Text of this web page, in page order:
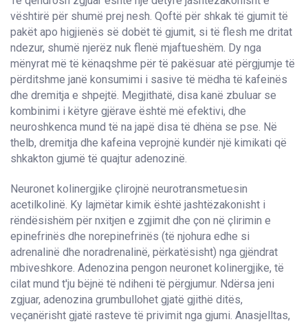
vështirë për shumë prej nesh. Qoftë për shkak të gjumit të
pakët apo higjienës së dobët të gjumit, si të flesh me dritat
ndezur, shumë njerëz nuk flenë mjaftueshëm. Dy nga
mënyrat më të kënaqshme për të pakësuar atë përgjumje të
përditshme janë konsumimi i sasive të mëdha të kafeinës
dhe dremitja e shpejtë. Megjithatë, disa kanë zbuluar se
kombinimi i këtyre gjërave është më efektivi, dhe
neuroshkenca mund të na japë disa të dhëna se pse. Në
thelb, dremitja dhe kafeina veprojnë kundër një kimikati që
shkakton gjumë të quajtur adenozinë.
Neuronet kolinergjike çlirojnë neurotransmetuesin
acetilkolinë. Ky lajmëtar kimik është jashtëzakonisht i
rëndësishëm për nxitjen e zgjimit dhe çon në çlirimin e
epinefrinës dhe norepinefrinës (të njohura edhe si
adrenalinë dhe noradrenalinë, përkatësisht) nga gjëndrat
mbiveshkore. Adenozina pengon neuronet kolinergjike, të
cilat mund t'ju bëjnë të ndiheni të përgjumur. Ndërsa jeni
zgjuar, adenozina grumbullohet gjatë gjithë ditës,
veçanërisht gjatë rasteve të privimit nga gjumi. Anasjelltas,